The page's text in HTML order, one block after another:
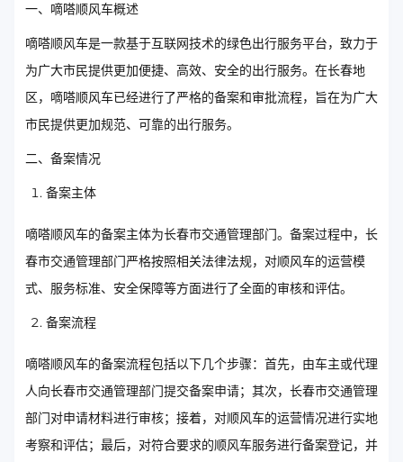
一、嘀嗒顺风车概述
嘀嗒顺风车是一款基于互联网技术的绿色出行服务平台，致力于
为广大市民提供更加便捷、高效、安全的出行服务。在长春地
区，嘀嗒顺风车已经进行了严格的备案和审批流程，旨在为广大
市民提供更加规范、可靠的出行服务。
二、备案情况
备案主体
嘀嗒顺风车的备案主体为长春市交通管理部门。备案过程中，长
春市交通管理部门严格按照相关法律法规，对顺风车的运营模
式、服务标准、安全保障等方面进行了全面的审核和评估。
备案流程
嘀嗒顺风车的备案流程包括以下几个步骤：首先，由车主或代理
人向长春市交通管理部门提交备案申请；其次，长春市交通管理
部门对申请材料进行审核；接着，对顺风车的运营情况进行实地
考察和评估；最后，对符合要求的顺风车服务进行备案登记，并